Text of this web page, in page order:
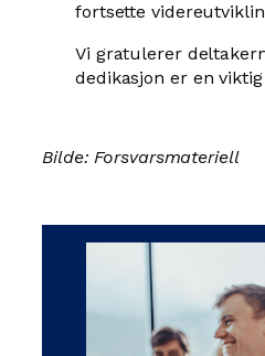
fortsette
Vi gratulerer
dedikasjon er en
Bilde: Forsvarsmateriell